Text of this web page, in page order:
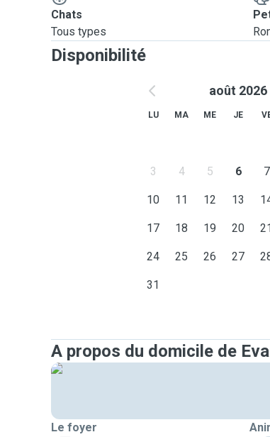
Chats
Tous types
Disponibilité
août 2026
LU MA ME JE
3 4 5 6 7
10 11 12 13
17 18 19 20
24 25 26 27
31
A propos du domicile de Eva
Le foyer